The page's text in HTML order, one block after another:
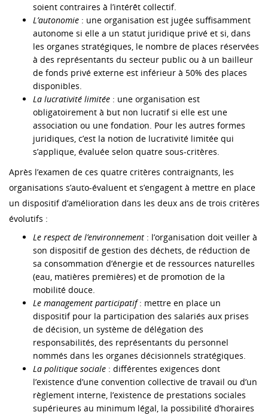
soient contraires à l’intérêt collectif.
L’autonomie : une organisation est jugée suffisamment
autonome si elle a un statut juridique privé et si, dans
les organes stratégiques, le nombre de places réservées
à des représentants du secteur public ou à un bailleur
de fonds privé externe est inférieur à 50% des places
disponibles.
La lucrativité limitée : une organisation est
obligatoirement à but non lucratif si elle est une
association ou une fondation. Pour les autres formes
juridiques, c’est la notion de lucrativité limitée qui
s’applique, évaluée selon quatre sous-critères.
Après l’examen de ces quatre critères contraignants, les
organisations s’auto-évaluent et s’engagent à mettre en place
un dispositif d’amélioration dans les deux ans de trois critères
évolutifs :
Le respect de l’environnement : l’organisation doit veiller à
son dispositif de gestion des déchets, de réduction de
sa consommation d’énergie et de ressources naturelles
(eau, matières premières) et de promotion de la
mobilité douce.
Le management participatif: mettre en place un
dispositif pour la participation des salariés aux prises
de décision, un système de délégation des
responsabilités, des représentants du personnel
nommés dans les organes décisionnels stratégiques.
La politique sociale : différentes exigences dont
l’existence d’une convention collective de travail ou d’un
règlement interne, l’existence de prestations sociales
supérieures au minimum légal, la possibilité d’horaires